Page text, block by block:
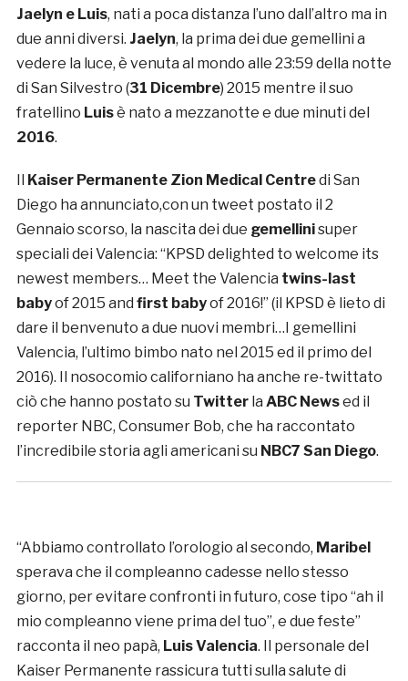
Jaelyn e Luis, nati a poca distanza l’uno dall’altro ma in
due anni diversi. Jaelyn, la prima dei due gemellini a
vedere la luce, è venuta al mondo alle 23:59 della notte
di San Silvestro (31 Dicembre) 2015 mentre il suo
fratellino Luisè nato a mezzanotte e due minuti del
2016.
Kaiser Permanente Zion Medical Centredi San
Diego ha annunciato,con un tweet postato il 2
Gennaio scorso, la nascita dei due gemellinisuper
speciali dei Valencia: “KPSD delighted to welcome its
newest members… Meet the Valencia twins-last
babyof 2015 and first babyof 2016!” (il KPSD è lieto di
dare il benvenuto a due nuovi membri…I gemellini
Valencia, l’ultimo bimbo nato nel 2015 ed il primo del
2016). Il nosocomio californiano ha anche re-twittato
ciò che hanno postato su Twitterla ABC Newsed il
reporter NBC, Consumer Bob, che ha raccontato
l’incredibile storia agli americani su NBC7 San Diego.
“Abbiamo controllato l’orologio al secondo, Maribel
sperava che il compleanno cadesse nello stesso
giorno, per evitare confronti in futuro, cose tipo “ah il
mio compleanno viene prima del tuo”, e due feste”
racconta il neo papà, Luis Valencia. Il personale del
Kaiser Permanente rassicura tutti sulla salute di